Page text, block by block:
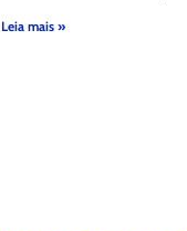
Leia mais »